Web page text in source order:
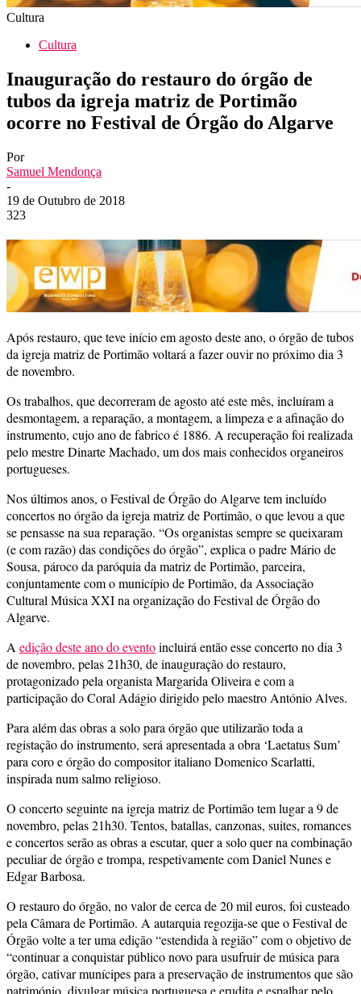
Cultura
Cultura
Inauguração do restauro do órgão de
tubos da igreja matriz de Portimão
ocorre no Festival de Órgão do Algarve
Por
Samuel Mendonça
-
19 de Outubro de 2018
323
Após restauro, que teve início em agosto deste ano, o órgão de tubos
da igreja matriz de Portimão voltará a fazer ouvir no próximo dia 3
de novembro.
Os trabalhos, que decorreram de agosto até este mês, incluíram a
desmontagem, a reparação, a montagem, a limpeza e a afinação do
instrumento, cujo ano de fabrico é 1886. A recuperação foi realizada
pelo mestre Dinarte Machado, um dos mais conhecidos organeiros
portugueses.
Nos últimos anos, o Festival de Órgão do Algarve tem incluído
concertos no órgão da igreja matriz de Portimão, o que levou a que
se pensasse na sua reparação. “Os organistas sempre se queixaram
(e com razão) das condições do órgão”, explica o padre Mário de
Sousa, pároco da paróquia da matriz de Portimão, parceira,
conjuntamente com o município de Portimão, da Associação
Cultural Música XXI na organização do Festival de Órgão do
Algarve.
A edição deste ano do eventoincluirá então esse concerto no dia 3
de novembro, pelas 21h30, de inauguração do restauro,
protagonizado pela organista Margarida Oliveira e com a
participação do Coral Adágio dirigido pelo maestro António Alves.
Para além das obras a solo para órgão que utilizarão toda a
registação do instrumento, será apresentada a obra ‘Laetatus Sum’
para coro e órgão do compositor italiano Domenico Scarlatti,
inspirada num salmo religioso.
O concerto seguinte na igreja matriz de Portimão tem lugar a 9 de
novembro, pelas 21h30. Tentos, batallas, canzonas, suites, romances
e concertos serão as obras a escutar, quer a solo quer na combinação
peculiar de órgão e trompa, respetivamente com Daniel Nunes e
Edgar Barbosa.
O restauro do órgão, no valor de cerca de 20 mil euros, foi custeado
pela Câmara de Portimão. A autarquia regozija-se que o Festival de
Órgão volte a ter uma edição “estendida à região” com o objetivo de
“continuar a conquistar público novo para usufruir de música para
órgão, cativar munícipes para a preservação de instrumentos que são
património, divulgar música portuguesa e erudita e espalhar pelo